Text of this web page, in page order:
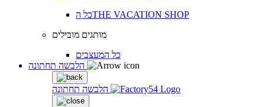
כל הTHE VACATION SHOP
מותגים מובילים
כל המעצבים
הלבשה תחתונה